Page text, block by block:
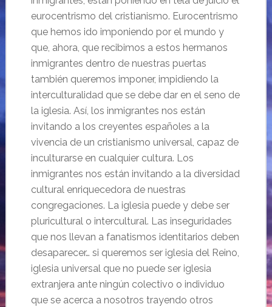
eurocentrismo del cristianismo. Eurocentrismo
que hemos ido imponiendo por el mundo y
que, ahora, que recibimos a estos hermanos
inmigrantes dentro de nuestras puertas
también queremos imponer, impidiendo la
interculturalidad que se debe dar en el seno de
la iglesia. Así, los inmigrantes nos están
invitando a los creyentes españoles a la
vivencia de un cristianismo universal, capaz de
inculturarse en cualquier cultura. Los
inmigrantes nos están invitando a la diversidad
cultural enriquecedora de nuestras
congregaciones. La iglesia puede y debe ser
pluricultural o intercultural. Las inseguridades
que nos llevan a fanatismos identitarios deben
desaparecer… si queremos ser iglesia del Reino,
iglesia universal que no puede ser iglesia
extranjera ante ningún colectivo o individuo
que se acerca a nosotros trayendo otros